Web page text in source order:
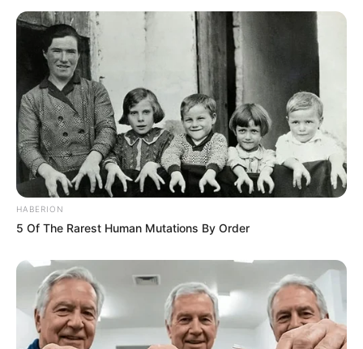
HABERION
5 Of The Rarest Human Mutations By Order